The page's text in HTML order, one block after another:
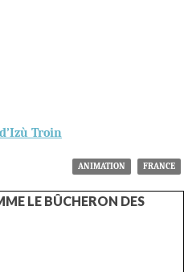
Troin
ANIMATION FRANCE
LE BÛCHERON DES